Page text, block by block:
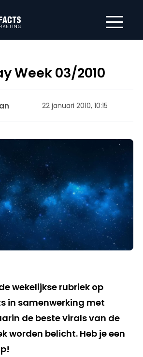
Week 03/2010
22 januari 2010, 10:15
wekelijkse rubriek op
in samenwerking met
de beste virals van de
worden belicht. Heb je een